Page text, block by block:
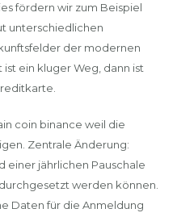
fördern wir zum Beispiel
unterschiedlichen
der modernen
ein kluger Weg, dann ist
coin binance weil die
Zentrale Änderung:
einer jährlichen Pauschale
werden können.
Daten für die Anmeldung